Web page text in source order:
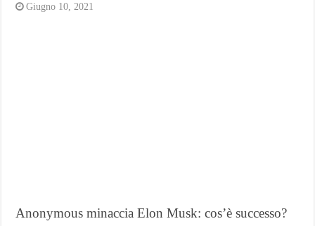
Giugno 10, 2021
Anonymous minaccia Elon Musk: cos’è successo?